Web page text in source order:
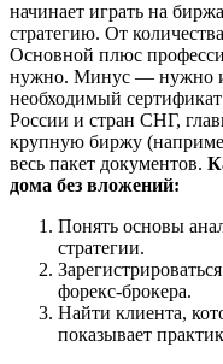
начинает играть на
стратегию. От
Основной плюс
нужно. Минус — нужно
необходимый
России и стран СНГ,
крупную биржу
весь пакет документов.
дома без вложений:
Понять основы
стратегии.
форекс-брокера.
Найти клиента,
показывает